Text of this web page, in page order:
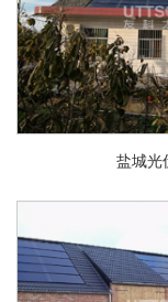
盐城光